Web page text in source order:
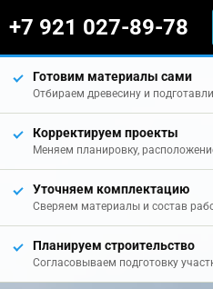
+7 921 027-89-78
Готовим материалы сами
Отбираем древесину и
Корректируем проекты
Меняем планировку,
Уточняем комплектацию
Сверяем материалы и состав
Планируем строительство
Согласовываем подготовку